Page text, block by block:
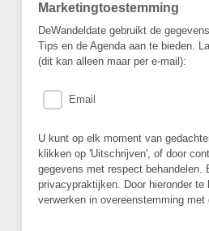
Marketingtoestemming
DeWandeldate gebruikt de
Tips en de Agenda aan te bieden.
(dit kan alleen maar per e-mail):
Email
U kunt op elk moment van
klikken op 'Uitschrijven', of door
gegevens met respect behandelen.
privacypraktijken. Door hieronder
verwerken in overeenstemming met